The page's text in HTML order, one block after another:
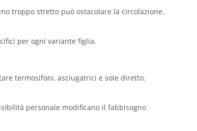
troppo stretto può ostacolare la circolazione.
per ogni variante figlia.
termosifoni, asciugatrici e sole diretto.
personale modificano il fabbisogno